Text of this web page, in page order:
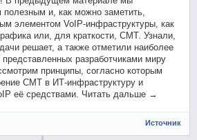
полезным и, как можно заметить,
элементом VoIP-инфраструктуры, как
или, для краткости, СМТ. Узнали,
решает, а также отметили наиболее
представленных разработчиками миру
принципы, согласно которым
СМТ в ИТ-инфраструктуру и
её средствами. Читать дальше →
Источник